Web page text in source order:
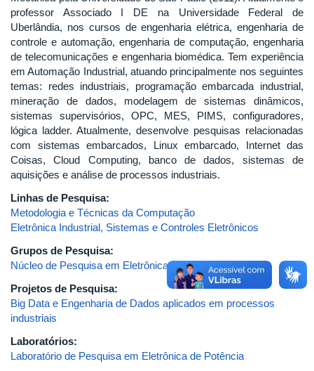
professor Associado I DE na Universidade Federal de
Uberlândia, nos cursos de engenharia elétrica, engenharia de
controle e automação, engenharia de computação, engenharia
de telecomunicações e engenharia biomédica. Tem experiência
em Automação Industrial, atuando principalmente nos seguintes
temas: redes industriais, programação embarcada industrial,
mineração de dados, modelagem de sistemas dinâmicos,
sistemas supervisórios, OPC, MES, PIMS, configuradores,
lógica ladder. Atualmente, desenvolve pesquisas relacionadas
com sistemas embarcados, Linux embarcado, Internet das
Coisas, Cloud Computing, banco de dados, sistemas de
aquisições e análise de processos industriais.
Linhas de Pesquisa:
Metodologia e Técnicas da Computação
Eletrônica Industrial, Sistemas e Controles Eletrônicos
Grupos de Pesquisa:
Núcleo de Pesquisa em Eletrônica de Potência (NUPEP)
Projetos de Pesquisa:
Big Data e Engenharia de Dados aplicados em processos
industriais
Laboratórios:
Laboratório de Pesquisa em Eletrônica de Potência